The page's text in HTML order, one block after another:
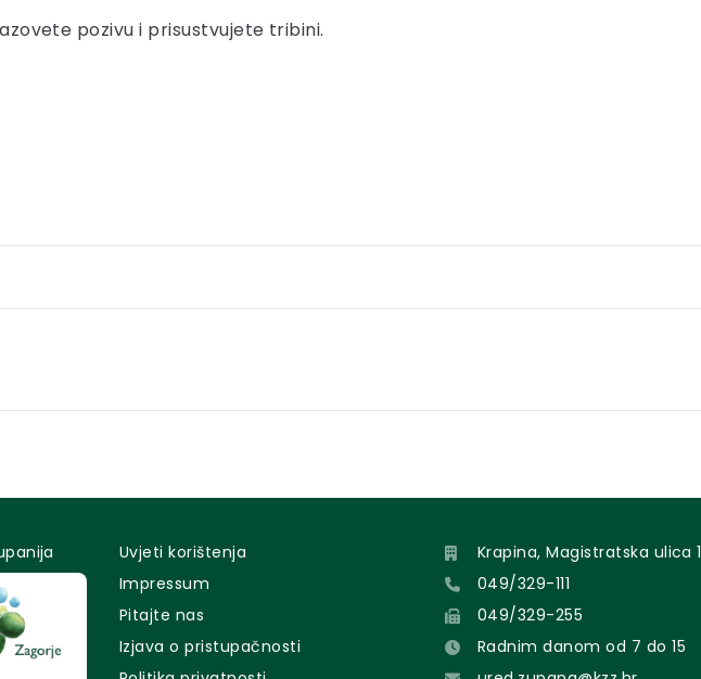
pozivu i prisustvujete tribini.
Uvjeti korištenja
Impressum
Pitajte nas
Izjava o pristupačnosti
Krapina, Magistratska ulica 1
049/329-111
049/329-255
Radnim danom od 7 do 15